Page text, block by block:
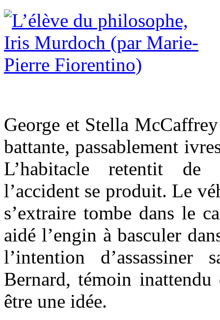
George et Stella
battante, passablement
L’habitacle retentit
l’accident se produit. Le
s’extraire tombe dans le
aidé l’engin à basculer
l’intention
Bernard, témoin
être une idée.